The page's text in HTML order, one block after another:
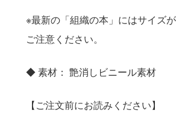
※最新の「組織の本」にはサイズ
ご注意ください。
◆ 素材： 艶消しビニール素材
【ご注文前にお読みください】